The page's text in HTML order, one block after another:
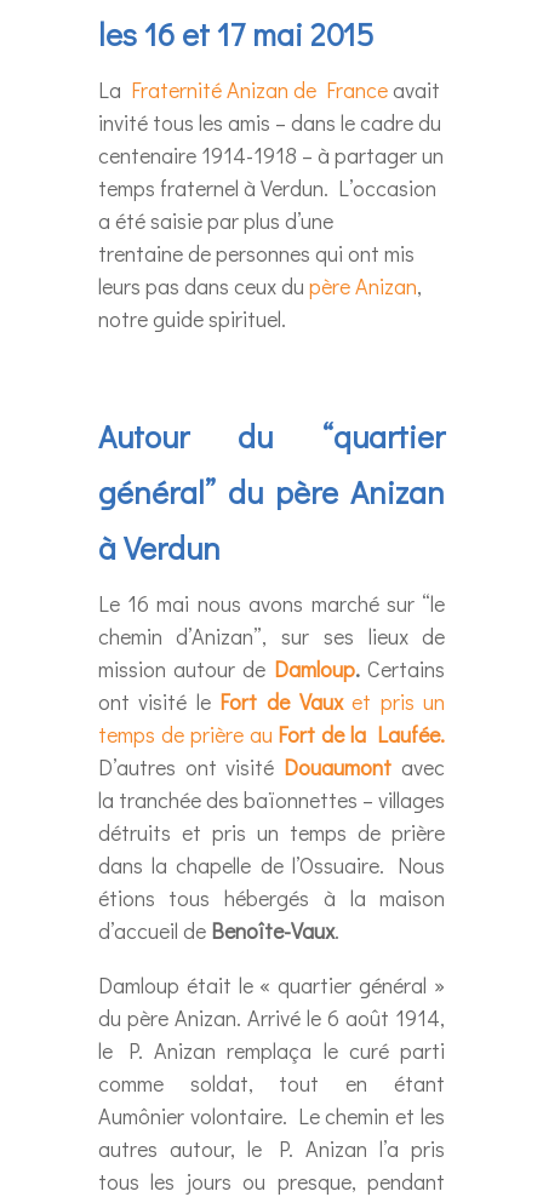
les 16 et 17 mai 2015
La Fraternité Anizan de Franceavait
invité tous les amis – dans le cadre du
centenaire 1914-1918 – à partager un
temps fraternel à Verdun. L’occasion
a été saisie par plus d’une
trentaine de personnes qui ont mis
leurs pas dans ceux du père Anizan,
notre guide spirituel.
Autour du “quartier
général” du père Anizan
à Verdun
Le 16 mai nous avons marché sur “le
chemin d’Anizan”, sur ses lieux de
mission autour de Damloup.Certains
ont visité le Fort de Vauxet pris un
temps de prière au Fort de la Laufée.
D’autres ont visité Douaumont avec
la tranchée des baïonnettes – villages
détruits et pris un temps de prière
dans la chapelle de l’Ossuaire. Nous
étions tous hébergés à la maison
d’accueil de Benoîte-Vaux.
Damloup était le « quartier général »
du père Anizan. Arrivé le 6 août 1914,
le P. Anizan remplaça le curé parti
comme soldat, tout en étant
Aumônier volontaire. Le chemin et les
autres autour, le P. Anizan l’a pris
tous les jours ou presque, pendant